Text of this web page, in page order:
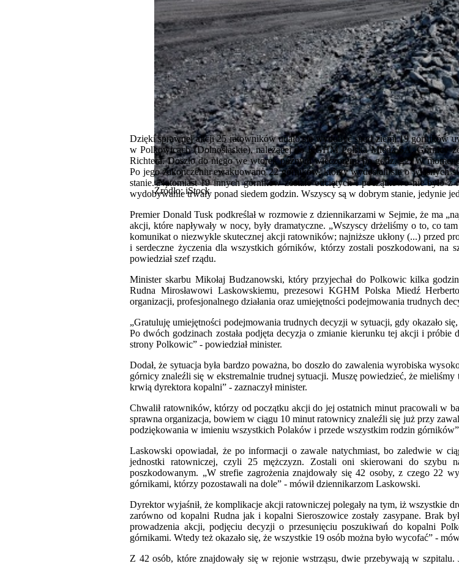
Źródło: iStock
Dzięki sprawnej akcji 25 ratowników udało się wydobyć spod ziemi 19 górników
w Polkowicach (Dolnośląskie), należącej do KGHM Polska Miedź SA. Górnicy
Richtera. Doszło do niego we wtorek późnym wieczorem, po godz. 22. W
Po jego zakończeniu ewakuowano 22 górników, którzy wydostali się o własnych
stanie. Natomiast 19 innych górników zostało odciętych i początkowo nie było
wydobywanie trwały ponad siedem godzin. Wszyscy są w dobrym stanie, jedynie
Premier Donald Tusk podkreślał w rozmowie z dziennikarzami w Sejmie, że ma
akcji, które napływały w nocy, były dramatyczne. „Wszyscy drżeliśmy o to, co
komunikat o niezwykle skutecznej akcji ratowników; najniższe ukłony (...) przed
i serdeczne życzenia dla wszystkich górników, którzy zostali poszkodowani, na
powiedział szef rządu.
Minister skarbu Mikołaj Budzanowski, który przyjechał do Polkowic kilka
Rudna Mirosławowi Laskowskiemu, prezesowi KGHM Polska Miedź
organizacji, profesjonalnego działania oraz umiejętności podejmowania trudnych
„Gratuluję umiejętności podejmowania trudnych decyzji w sytuacji, gdy okazało
Po dwóch godzinach została podjęta decyzja o zmianie kierunku tej akcji i
strony Polkowic” - powiedział minister.
Dodał, że sytuacja była bardzo poważna, bo doszło do zawalenia wyrobiska
górnicy znaleźli się w ekstremalnie trudnej sytuacji. Muszę powiedzieć, że
krwią dyrektora kopalni” - zaznaczył minister.
Chwalił ratowników, którzy od początku akcji do jej ostatnich minut pracowali w
sprawna organizacja, bowiem w ciągu 10 minut ratownicy znaleźli się już przy
podziękowania w imieniu wszystkich Polaków i przede wszystkim rodzin
Laskowski opowiadał, że po informacji o zawale natychmiast, bo zaledwie w
jednostki ratowniczej, czyli 25 mężczyzn. Zostali oni skierowani do szybu
poszkodowanym. „W strefie zagrożenia znajdowały się 42 osoby, z czego 22
górnikami, którzy pozostawali na dole” - mówił dziennikarzom Laskowski.
Dyrektor wyjaśnił, że komplikacje akcji ratowniczej polegały na tym, iż wszystkie
zarówno od kopalni Rudna jak i kopalni Sieroszowice zostały zasypane. Brak
prowadzenia akcji, podjęciu decyzji o przesunięciu poszukiwań do kopalni
górnikami. Wtedy też okazało się, że wszystkie 19 osób można było wycofać” -
Z 42 osób, które znajdowały się w rejonie wstrząsu, dwie przebywają w